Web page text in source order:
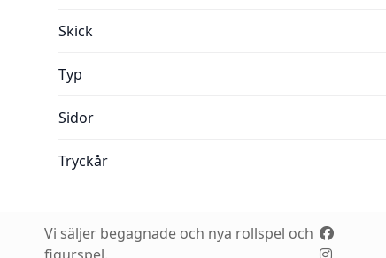
Skick
Typ
Sidor
Tryckår
Vi säljer begagnade och nya rollspel och